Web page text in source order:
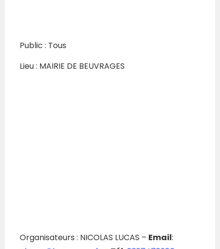
Public : Tous
Lieu : MAIRIE DE BEUVRAGES
Organisateurs : NICOLAS LUCAS – Email: